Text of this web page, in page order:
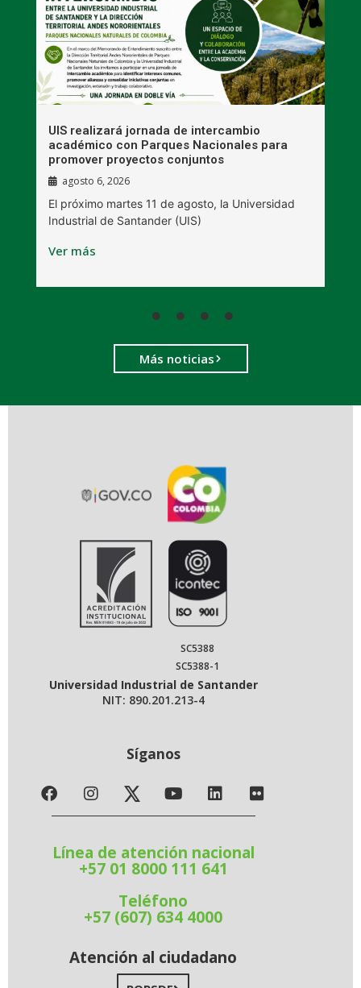
UIS realizará jornada de intercambio
académico con Parques Nacionales para
promover proyectos conjuntos
agosto 6, 2026
El próximo martes 11 de agosto, la Universidad
Industrial de Santander (UIS)
Ver más
Más noticias